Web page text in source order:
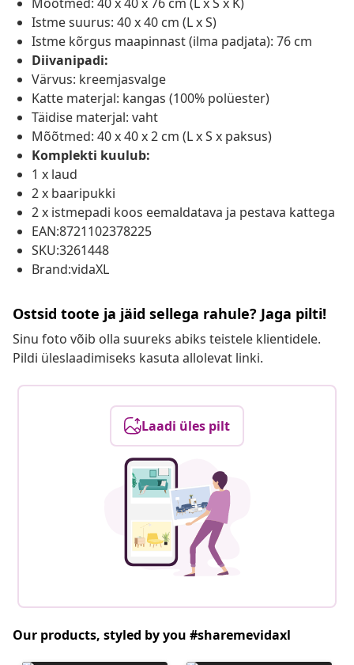
Istme suurus: 40 x 40 cm (L x S)
Istme kõrgus maapinnast (ilma padjata): 76 cm
Diivanipadi:
Värvus: kreemjasvalge
Katte materjal: kangas (100% polüester)
Täidise materjal: vaht
Mõõtmed: 40 x 40 x 2 cm (L x S x paksus)
Komplekti kuulub:
1 x laud
2 x baaripukki
2 x istmepadi koos eemaldatava ja pestava kattega
EAN:8721102378225
SKU:3261448
Brand:vidaXL
Ostsid toote ja jäid sellega rahule? Jaga pilti!
Sinu foto võib olla suureks abiks teistele klientidele.
Pildi üleslaadimiseks kasuta allolevat linki.
Laadi üles pilt
Our products, styled by you #sharemevidaxl